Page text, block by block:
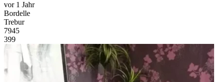
vor 1 Jahr
Bordelle
Trebur
7945
399